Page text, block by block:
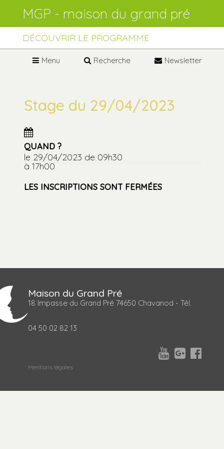
Aller
navigation
personnels
DÉCOUVRIR LE PROGRAMME
Menu Recherche Newsletter
Stage du 29/04/2023
QUAND ?
le 29/04/2023 de 09h30
à 17h00
LES INSCRIPTIONS SONT FERMÉES
Maison du Grand Pré
18 Impasse du Grand Pré 74650 Chavanod - Tél.
04 50 02 82 13



Mentions légales